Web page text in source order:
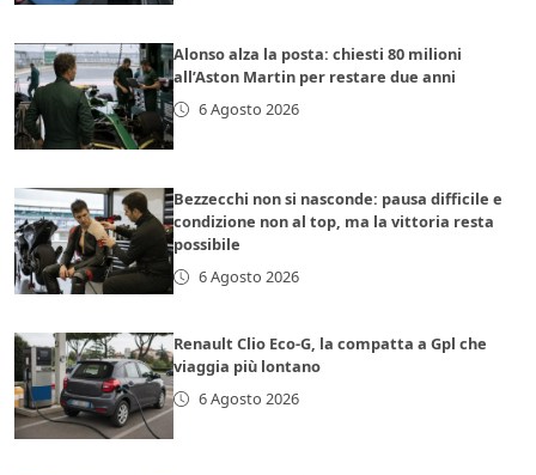
Alonso alza la posta: chiesti 80 milioni
all’Aston Martin per restare due anni
6 Agosto 2026
Bezzecchi non si nasconde: pausa difficile e
condizione non al top, ma la vittoria resta
possibile
6 Agosto 2026
Renault Clio Eco-G, la compatta a Gpl che
viaggia più lontano
6 Agosto 2026